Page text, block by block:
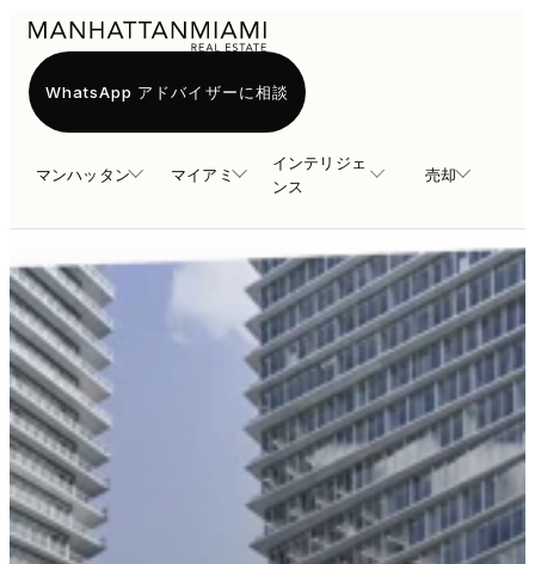
マンハッタン マイアミ
インテリジェ
ンス
売却
WhatsApp アドバイザーに相談